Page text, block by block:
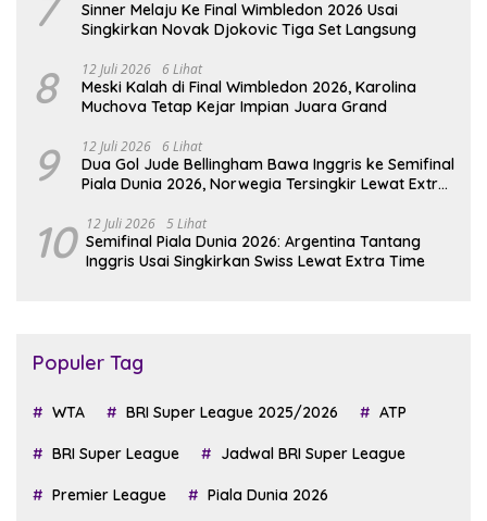
Sinner Melaju Ke Final Wimbledon 2026 Usai
Singkirkan Novak Djokovic Tiga Set Langsung
8 12 Juli 2026 6 Lihat
Meski Kalah di Final Wimbledon 2026, Karolina
Muchova Tetap Kejar Impian Juara Grand
9 12 Juli 2026 6 Lihat
Dua Gol Jude Bellingham Bawa Inggris ke Semifinal
Piala Dunia 2026, Norwegia Tersingkir Lewat Extra
10 12 Juli 2026 5 Lihat
Semifinal Piala Dunia 2026: Argentina Tantang
Inggris Usai Singkirkan Swiss Lewat Extra Time
Populer Tag
WTA BRI Super League 2025/2026 ATP
BRI Super League Jadwal BRI Super League
Premier League Piala Dunia 2026